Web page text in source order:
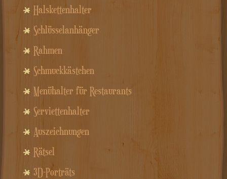
Halskettenhalter
Schlüsselanhänger
Rahmen
Schmuckkästchen
Menühalter für Restaurants
Serviettenhalter
Auszeichnungen
Rätsel
3D-Porträts